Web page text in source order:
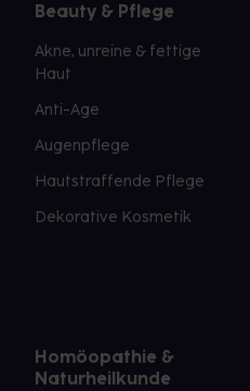
Beauty & Pflege
Akne, unreine & fettige
Haut
Anti-Age
Augenpflege
Hautstraffende Pflege
Dekorative Kosmetik
Homöopathie &
Naturheilkunde